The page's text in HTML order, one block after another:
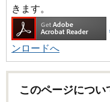
きます。
ンロードへ
このページにつ